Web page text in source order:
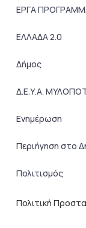
ΕΡΓΑ
ΕΛΛΑΔΑ 2.0
Δήμος
Δ.Ε.Υ.Α.
Ενημέρωση
Περιήγηση στο
Πολιτισμός
Πολιτική